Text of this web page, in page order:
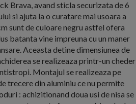
Brava, avand sticla securizata de 6
si ajuta la o curatare mai usoara a
sunt de culoare negru astfel ofera
batanta vine impreuna cu un maner
Aceasta detine dimensiunea de
se realizeaza printr-un cheder
Montajul se realizeaza pe
trecere din aluminiu ce nu permite
: achizitionand doua usi de nisa se